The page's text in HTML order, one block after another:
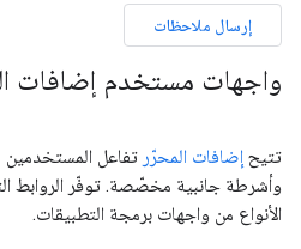
إرسال ملاحظات
واجهات مستخدم إضافات
تتيح إضافات المحرّر تفاعل
وأشرطة جانبية مخصّصة. توفّر الروابط
الأنواع من واجهات برمجة التطبيقات.